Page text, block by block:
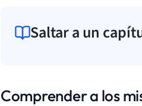
Saltar a un
Comprender a los